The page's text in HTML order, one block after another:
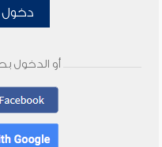
دخول
أو الدخول